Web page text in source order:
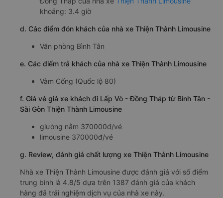
khoảng: 3.4 giờ
d. Các điểm đón khách của nhà xe Thiện Thành Limousine
Văn phòng Bình Tân
e. Các điểm trả khách của nhà xe Thiện Thành Limousine
Vàm Cống (Quốc lộ 80)
f. Giá vé giá xe khách đi Lấp Vò - Đồng Tháp từ Bình Tân -
Sài Gòn Thiện Thành Limousine
giường nằm 370000đ/vé
limousine 370000đ/vé
g. Review, đánh giá chất lượng xe Thiện Thành Limousine
Nhà xe Thiện Thành Limousine được đánh giá với số điểm
trung bình là 4.8/5 dựa trên 1387 đánh giá của khách
hàng đã trải nghiệm dịch vụ của nhà xe này.